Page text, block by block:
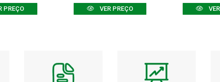
PREÇO VER PREÇO